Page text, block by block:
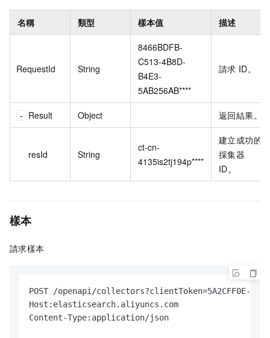
名稱 類型 樣本值 描述
RequestId String
8466BDFB-
C513-4B8D-
B4E3-
5AB256AB****
請求 ID。
Result Object 返回結果。
resId String
ct-cn-
4135is2tj194p****
建立成功的
採集器
ID。
樣本
請求樣本
POST /openapi/collectors?clientToken=5A2CFF0E-
Host:elasticsearch.aliyuncs.com
Content-Type:application/json